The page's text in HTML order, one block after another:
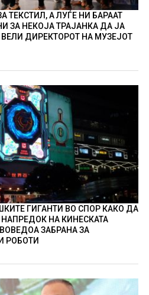
ТЕКСТИЛ, А ЛУЃЕ НИ БАРААТ
ЗА НЕКОЈА ТРАЈАНКА ДА ЈА
ДИРЕКТОРОТ НА МУЗЕЈОТ
ГИГАНТИ ВО СПОР КАКО ДА
НА КИНЕСКАТА
ЗАБРАНА ЗА
РОБОТИ